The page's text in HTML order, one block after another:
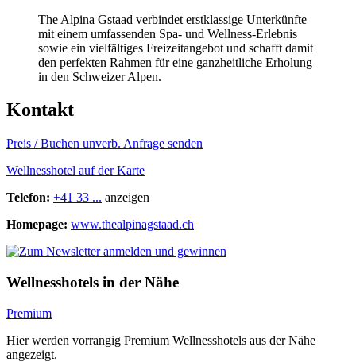
The Alpina Gstaad verbindet erstklassige Unterkünfte
mit einem umfassenden Spa- und Wellness-Erlebnis
sowie ein vielfältiges Freizeitangebot und schafft damit
den perfekten Rahmen für eine ganzheitliche Erholung
in den Schweizer Alpen.
Kontakt
Preis / Buchen unverb. Anfrage senden
Wellnesshotel auf der Karte
Telefon: +41 33 ... anzeigen
Homepage: www.thealpinagstaad.ch
Wellnesshotels in der Nähe
Premium
Hier werden vorrangig Premium Wellnesshotels aus der Nähe
angezeigt.